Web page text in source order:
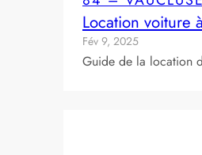
Location voiture
Fév 9, 2025
Guide de la location